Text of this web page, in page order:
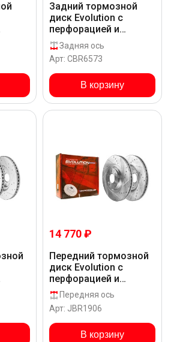
Задний тормозной
диск Evolution с
перфорацией и
насечками в покрытии
GEOMET для Hyundai
PALISADE PS819 US
Задняя ось
Арт: CBR6573
В корзину
14 770 ₽
Передний тормозной
диск Evolution с
перфорацией и
насечками в покрытии
GEOMET для Hyundai
PALISADE PS822
Передняя ось
Арт: JBR1906
В корзину